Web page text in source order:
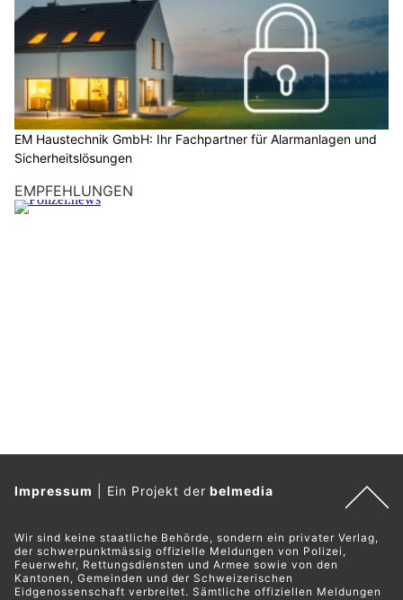
EM Haustechnik GmbH: Ihr Fachpartner für Alarmanlagen und
Sicherheitslösungen
EMPFEHLUNGEN
Impressum Ein Projekt derbelmedia
Wir sind keine staatliche Behörde, sondern ein privater Verlag,
der schwerpunktmässig offizielle Meldungen von Polizei,
Feuerwehr, Rettungsdiensten und Armee sowie von den
Kantonen, Gemeinden und der Schweizerischen
Eidgenossenschaft verbreitet. Sämtliche offiziellen Meldungen